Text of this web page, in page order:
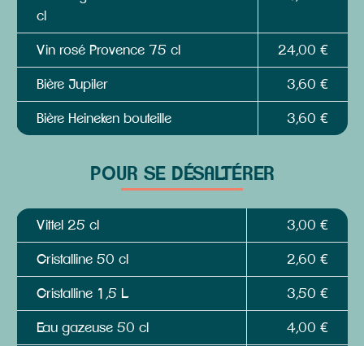
cl
Vin rosé Provence 75 cl 24,00 €
Bière Jupiler 3,60 €
Bière Heineken bouteille 3,60 €
POUR SE DÉSALTÉRER
Vittel 25 cl 3,00 €
Cristalline 50 cl 2,60 €
Cristalline 1,5 L 3,50 €
Eau gazeuse 50 cl 4,00 €